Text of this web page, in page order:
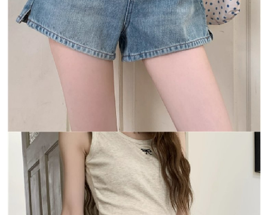
１．透過由恩沛科技股份有限公司提供之「AFTEE先享後付」服務完成之交
易，需依本服務之必要範圍內提供個人資料，並將交易相關給付款項請求債
權轉讓予恩沛科技股份有限公司。
２．關於個人資料處理事宜，請瀏覽以下網址：
https://aftee.tw/terms/#terms3
３．未成年的使用者請事先徵得法定代理人或監護人之同意方可使用
「AFTEE先享後付」，若未經同意申辦者引起之損失，本公司不負相關責
４．使用「AFTEE先享後付」時，將依據個別帳號之用戶狀況，依本公司即
時審查核予不同之上限額度；若仍有額度不足之情形，本公司將視審查結果
５．嚴禁一人註冊多個帳號或使用他人資訊註冊。若發現惡意使用之情形，
恩沛科技股份有限公司將有權停止該用戶之使用額度並採取法律行動。
每筆NT$80，滿NT$1,500(含以上)免運費
付款後7-11取貨
每筆NT$80，滿NT$1,500(含以上)免運費
每筆NT$100，滿NT$1,500(含以上)免運費